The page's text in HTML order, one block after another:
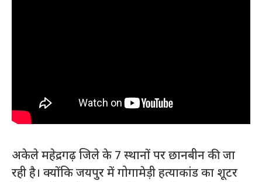
अकेले महेद्रगढ़ जिले के 7 स्थानों पर छानबीन की जा
रही है। क्योंकि जयपुर में गोगामेड़ी हत्याकांड का शूटर